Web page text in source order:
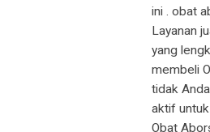
ini . obat
Layanan
yang
membeli
tidak
aktif
Obat